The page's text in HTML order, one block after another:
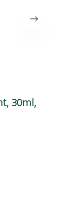
30ml,